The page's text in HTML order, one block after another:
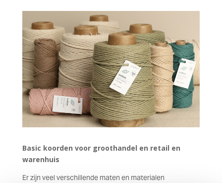
Basic koorden voor groothandel en retail en
warenhuis
Er zijn veel verschillende maten en materialen